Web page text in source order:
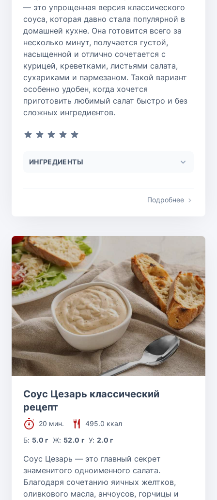
— это упрощенная версия классического
соуса, которая давно стала популярной в
домашней кухне. Она готовится всего за
несколько минут, получается густой,
насыщенной и отлично сочетается с
курицей, креветками, листьями салата,
сухариками и пармезаном. Такой вариант
особенно удобен, когда хочется
приготовить любимый салат быстро и без
сложных ингредиентов.
ИНГРЕДИЕНТЫ
Подробнее
Соус Цезарь классический
рецепт
20 мин.
495.0 ккал
Б: 5.0 г Ж: 52.0 г У:2.0 г
Соус Цезарь — это главный секрет
знаменитого одноименного салата.
Благодаря сочетанию яичных желтков,
оливкового масла, анчоусов, горчицы и